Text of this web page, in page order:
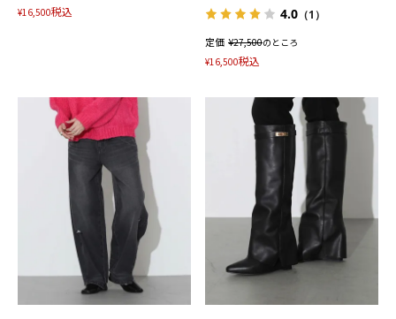
¥16,500税込 4.0 （1）
定価 ¥27,500のところ
¥16,500税込